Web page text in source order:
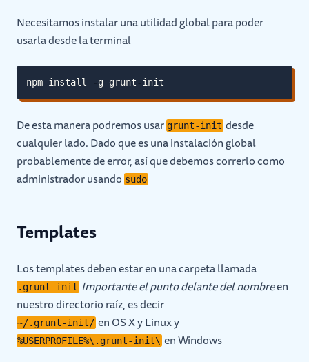
Necesitamos instalar una utilidad global para poder
usarla desde la terminal
npm install -g grunt-init
De esta manera podremos usar grunt-initdesde
cualquier lado. Dado que es una instalación global
probablemente de error, así que debemos correrlo como
administrador usando sudo
Templates
Los templates deben estar en una carpeta llamada
.grunt-init Importante el punto delante del nombreen
nuestro directorio raíz, es decir
~/.grunt-init/en OS X y Linux y
%USERPROFILE%\.grunt-init\ en Windows